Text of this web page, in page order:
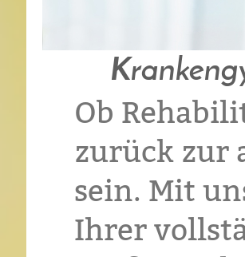
Ob
zurück zur
sein. Mit
Ihrer